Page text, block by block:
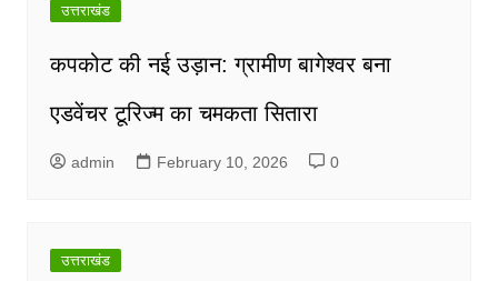
उत्तराखंड
कपकोट की नई उड़ान: ग्रामीण बागेश्वर बना
एडवेंचर टूरिज्म का चमकता सितारा
admin February 10, 2026 0
उत्तराखंड